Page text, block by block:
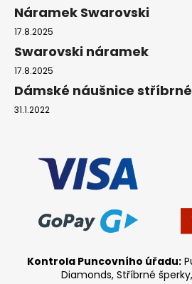
Náramek Swarovski
17.8.2025
Swarovski náramek
17.8.2025
Dámské náušnice stříbrné
31.1.2022
Kontrola Puncovního úřadu:
Diamonds, Stříbrné